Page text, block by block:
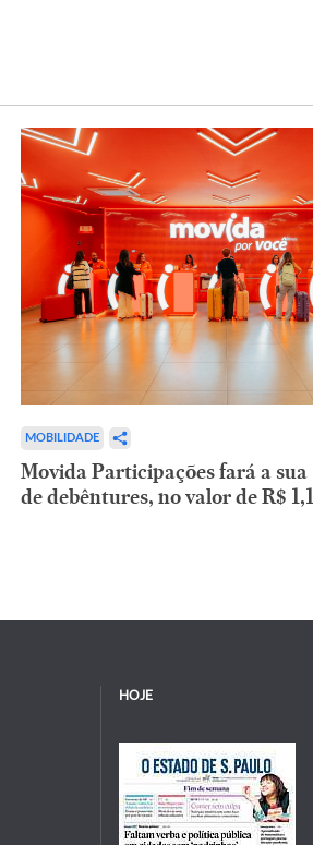
MOBILIDADE
Movida Participações fará a sua
de debêntures, no valor de R$
HOJE